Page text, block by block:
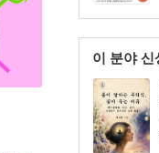
이 분야 신